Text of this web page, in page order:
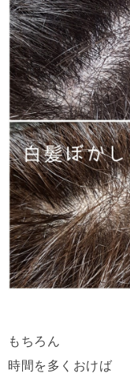
もちろん
時間を多くおけば